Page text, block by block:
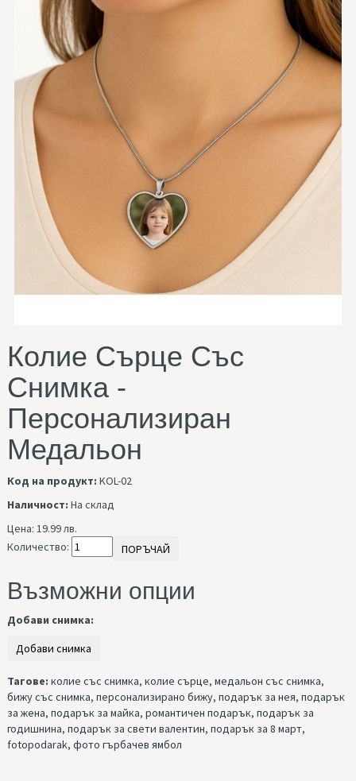
Колие Сърце Със
Снимка -
Персонализиран
Медальон
Код на продукт: KOL-02
Наличност: На склад
Цена: 19.99 лв.
Количество:
ПОРЪЧАЙ
Възможни опции
Добави снимка:
Тагове: колие със снимка, колие сърце, медальон със снимка,
бижу със снимка, персонализирано бижу, подарък за нея, подарък
за жена, подарък за майка, романтичен подарък, подарък за
годишнина, подарък за свети валентин, подарък за 8 март,
fotopodarak, фото гърбачев ямбол